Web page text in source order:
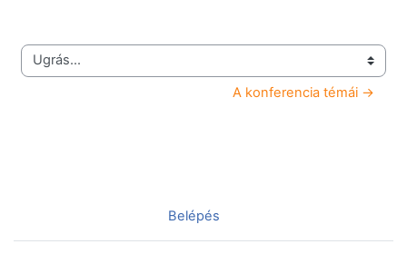
Ugrás...
A konferencia témái →
Belépés